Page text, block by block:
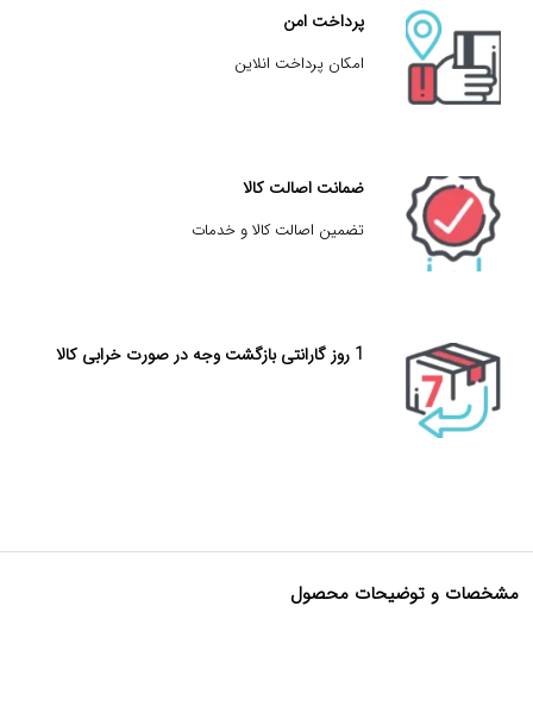
پرداخت امن
امکان پرداخت انلاین
ضمانت اصالت کالا
تضمین اصالت کالا و خدمات
1 روز گارانتی بازگشت وجه در صورت خرابی کالا
مشخصات و توضیحات محصول